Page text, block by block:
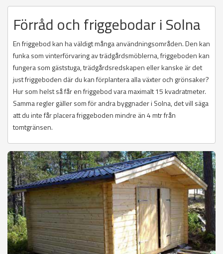
Förråd och friggebodar i Solna
En friggebod kan ha väldigt många användningsområden. Den kan
funka som vinterförvaring av trädgårdsmöblerna, friggeboden kan
fungera som gäststuga, trädgårdsredskapen eller kanske är det
just friggeboden där du kan förplantera alla växter och grönsaker?
Hur som helst så får en friggebod vara maximalt 15 kvadratmeter.
Samma regler gäller som för andra byggnader i Solna, det vill säga
att du inte får placera friggeboden mindre än 4 mtr från
tomtgränsen.